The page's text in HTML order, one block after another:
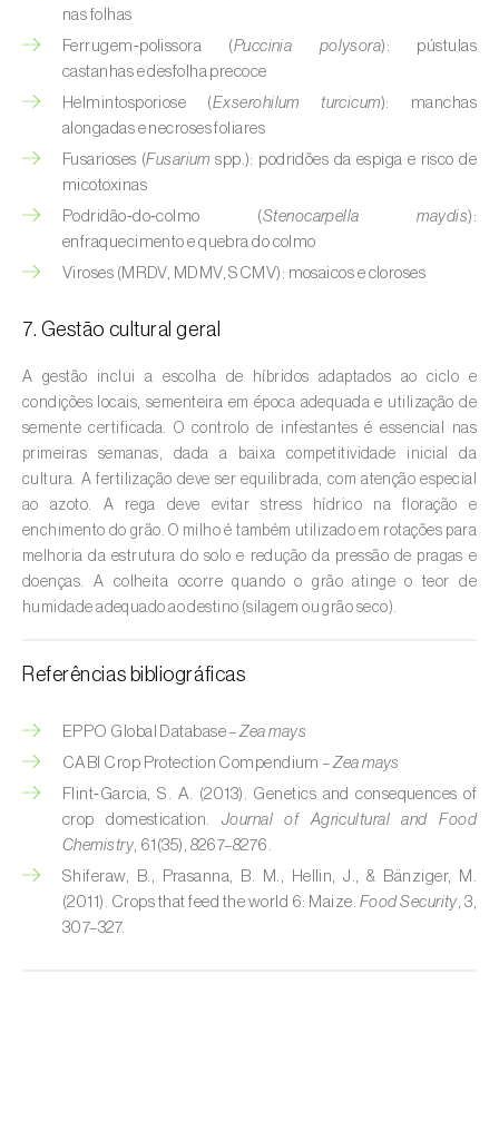
Castanheiro (Castanea sativa
Cebola (Allium cepa)
Cedro (Cedrus spp.
Cenoura (Daucus carota)
Centeio (Secale cereale)
Cerejeira (Prunus avium L.
Cevada (Hordeum vulgare)
Cherovia / Pastinaca ( Pastinaca sativa)
Chicória (Cichorium spp. )
Citrinos ( Citrus spp. )
Colza ( Brassica napus
Coqueiro (Cocos nucifera)
Courgette (Cucurbita pepo
Craveiro (Dianthus caryophyllus)
Crisântemo (Chrysanthemum spp.)
Damasqueiro / Alperce ( Prunus armeniaca
Diospireiro (Diospyros spp. )
nas folhas
Ferrugem‑polissora (Puccinia polysora): pústulas
castanhas e desfolha precoce
Helmintosporiose (Exserohilum turcicum): manchas
alongadas e necroses foliares
Fusarioses (Fusarium spp.): podridões da espiga e risco de
micotoxinas
Podridão‑do‑colmo (Stenocarpella maydis):
enfraquecimento e quebra do colmo
Viroses (MRDV, MDMV, SCMV): mosaicos e cloroses
7. Gestão cultural geral
A gestão inclui a escolha de híbridos adaptados ao ciclo e
condições locais, sementeira em época adequada e utilização de
semente certificada. O controlo de infestantes é essencial nas
primeiras semanas, dada a baixa competitividade inicial da
cultura. A fertilização deve ser equilibrada, com atenção especial
ao azoto. A rega deve evitar stress hídrico na floração e
enchimento do grão. O milho é também utilizado em rotações para
melhoria da estrutura do solo e redução da pressão de pragas e
doenças. A colheita ocorre quando o grão atinge o teor de
humidade adequado ao destino (silagem ou grão seco).
Referências bibliográficas
EPPO Global Database –Zea mays
CABI Crop Protection Compendium –Zea mays
Flint‑Garcia, S. A. (2013). Genetics and consequences of
crop domestication. Journal of Agricultural and Food
Chemistry , 61(35), 8267–8276.
Shiferaw, B., Prasanna, B. M., Hellin, J., & Bänziger, M.
(2011). Crops that feed the world 6: Maize. Food Security , 3,
307–327.